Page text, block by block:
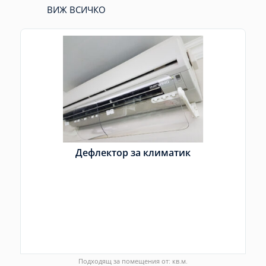
ВИЖ ВСИЧКО
Дефлектор за климатик
Подходящ за помещения от: кв.м.